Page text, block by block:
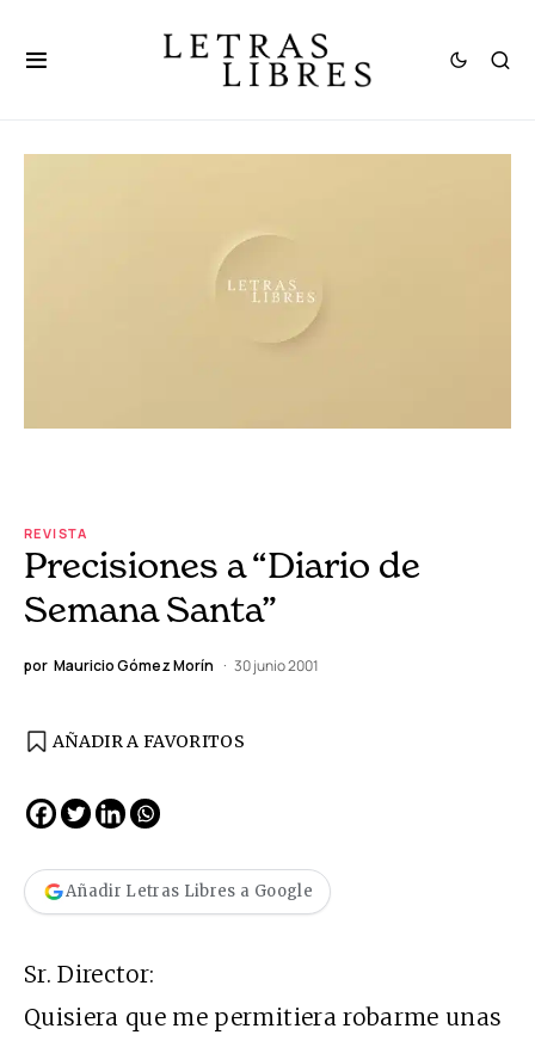
REVISTA
Precisiones a “Diario de
Semana Santa”
por Mauricio Gómez Morín 30 junio 2001
AÑADIR A FAVORITOS
Añadir Letras Libres a Google
Sr. Director:
Quisiera que me permitiera robarme unas